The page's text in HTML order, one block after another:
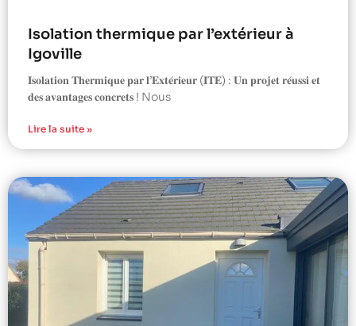
Isolation thermique par l’extérieur à
Igoville
𝐈𝐬𝐨𝐥𝐚𝐭𝐢𝐨𝐧 𝐓𝐡𝐞𝐫𝐦𝐢𝐪𝐮𝐞 𝐩𝐚𝐫 𝐥’𝐄𝐱𝐭𝐞́𝐫𝐢𝐞𝐮𝐫 (𝐈𝐓𝐄) : 𝐔𝐧 𝐩𝐫𝐨𝐣𝐞𝐭 𝐫𝐞́𝐮𝐬𝐬𝐢 𝐞𝐭
𝐝𝐞𝐬 𝐚𝐯𝐚𝐧𝐭𝐚𝐠𝐞𝐬 𝐜𝐨𝐧𝐜𝐫𝐞𝐭𝐬 ! Nous
Lire la suite »